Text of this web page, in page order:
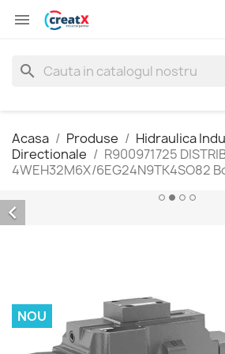

search
Acasa Produse Hidraulica
Directionale
R900971725
4WEH32M6X/6EG24N9TK4SO82